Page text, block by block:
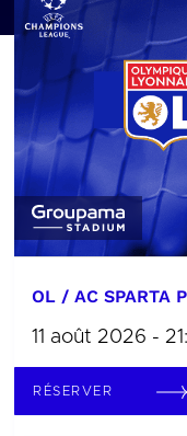
OL / AC SPARTA
11 août 2026 -
RÉSERVER